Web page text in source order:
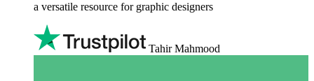
a versatile resource for graphic designers
Tahir Mahmood